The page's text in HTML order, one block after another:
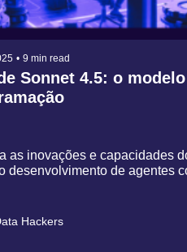
• 9 min read
Sonnet 4.5: o
as inovações e capacidades
desenvolvimento de agentes
Hackers